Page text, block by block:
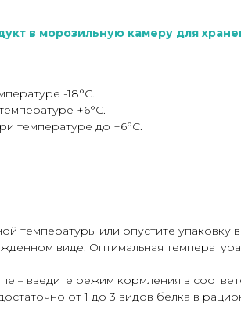
в морозильную камеру для
-18°C.
+6°С.
температуре до +6°С.
температуры или опустите упаковку
виде. Оптимальная
– введите режим кормления в
от 1 до 3 видов белка в